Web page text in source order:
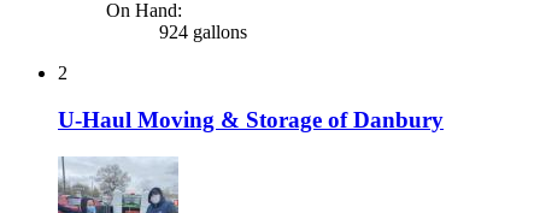
On Hand:
924 gallons
2
U-Haul Moving & Storage of Danbury